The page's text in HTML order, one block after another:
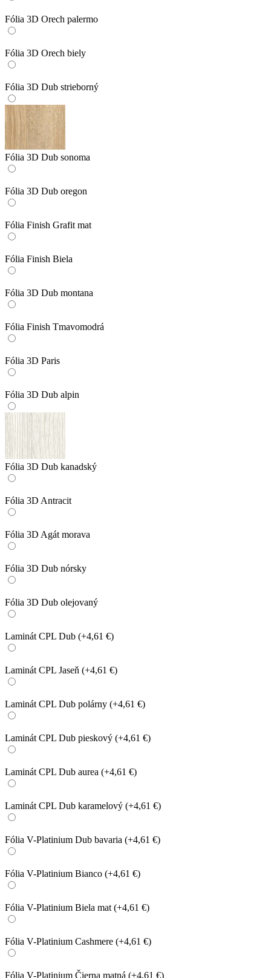
Fólia 3D Orech palermo
Fólia 3D Orech biely
Fólia 3D Dub strieborný
Fólia 3D Dub sonoma
Fólia 3D Dub oregon
Fólia Finish Grafit mat
Fólia Finish Biela
Fólia 3D Dub montana
Fólia Finish Tmavomodrá
Fólia 3D Paris
Fólia 3D Dub alpin
Fólia 3D Dub kanadský
Fólia 3D Antracit
Fólia 3D Agát morava
Fólia 3D Dub nórsky
Fólia 3D Dub olejovaný
Laminát CPL Dub (+4,61 €)
Laminát CPL Jaseň (+4,61 €)
Laminát CPL Dub polárny (+4,61 €)
Laminát CPL Dub pieskový (+4,61 €)
Laminát CPL Dub aurea (+4,61 €)
Laminát CPL Dub karamelový (+4,61 €)
Fólia V-Platinium Dub bavaria (+4,61 €)
Fólia V-Platinium Bianco (+4,61 €)
Fólia V-Platinium Biela mat (+4,61 €)
Fólia V-Platinium Cashmere (+4,61 €)
Fólia V-Platinium Čierna matná (+4,61 €)